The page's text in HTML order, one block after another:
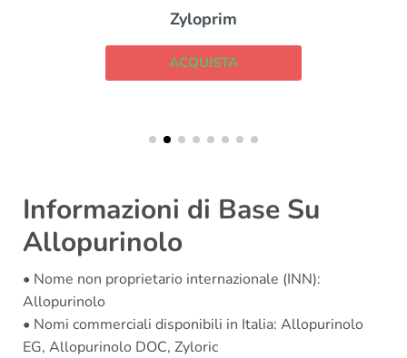
Zyloprim
ACQUISTA
Informazioni di Base Su
Allopurinolo
• Nome non proprietario internazionale (INN):
Allopurinolo
• Nomi commerciali disponibili in Italia: Allopurinolo
EG, Allopurinolo DOC, Zyloric